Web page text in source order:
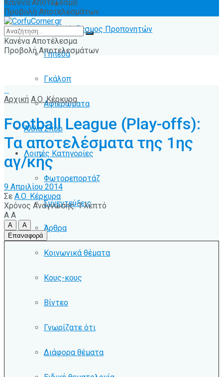
Ειδήσεις
Σύνδεσμος Προπονητών
Γήπεδα
Γκάλοπ
Αφιερώματα
Άλλα Σπόρ
Λοιπές Κατηγορίες
Φωτορεπορτάζ
Συνεντεύξεις
Άρθρα
Κοινωνικά θέματα
Κους-κους
Βίντεο
Γνωρίζατε ότι
Διάφορα θέματα
Κανένα Αποτέλεσμα
Προβολή Αποτελεσμάτων
Κανένα Αποτέλεσμα
Προβολή Αποτελεσμάτων
Αρχική Α.Ο. Κέρκυρα
Football League (Play-offs):
Τα αποτελέσματα της 1ης
αγ/κής
9 Απριλίου 2014
Σε Α.Ο. Κέρκυρα
Χρόνος Ανάγνωσης: 1 λεπτό
A A
A
A
Επαναφορά